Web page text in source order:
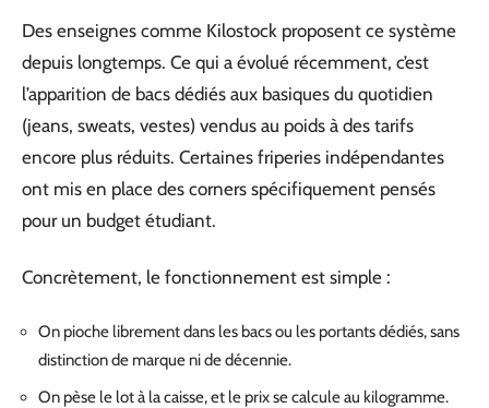
Des enseignes comme Kilostock proposent ce système
depuis longtemps. Ce qui a évolué récemment, c’est
l’apparition de bacs dédiés aux basiques du quotidien
(jeans, sweats, vestes) vendus au poids à des tarifs
encore plus réduits. Certaines friperies indépendantes
ont mis en place des corners spécifiquement pensés
pour un budget étudiant.
Concrètement, le fonctionnement est simple :
On pioche librement dans les bacs ou les portants dédiés, sans
distinction de marque ni de décennie.
On pèse le lot à la caisse, et le prix se calcule au kilogramme.